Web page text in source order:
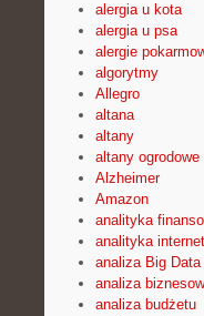
alergia u kota
alergia u psa
alergie
algorytmy
Allegro
altana
altany
altany ogrodowe
Alzheimer
Amazon
analityka
analityka
analiza Big Data
analiza
analiza budżetu